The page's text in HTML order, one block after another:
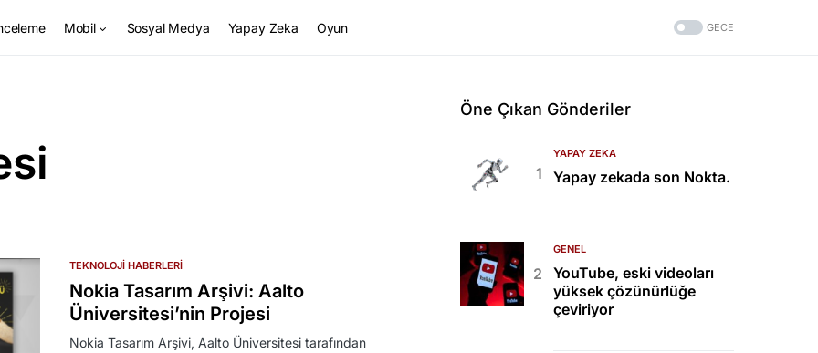
Mobil Sosyal Medya Yapay Zeka Oyun GECE
TEKNOLOJI HABERLERI
Nokia Tasarım Arşivi: Aalto
Üniversitesi’nin Projesi
Nokia Tasarım Arşivi, Aalto Üniversitesi tarafından
Öne Çıkan Gönderiler
YAPAY ZEKA
Yapay zekada son Nokta.
GENEL
YouTube, eski videoları
yüksek çözünürlüğe
çeviriyor